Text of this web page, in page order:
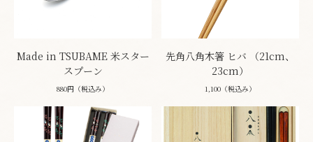
Made in TSUBAME 米スター
スプーン
880円（税込み）
先角八角木箸 ヒバ （21cm、
23cm）
1,100（税込み）